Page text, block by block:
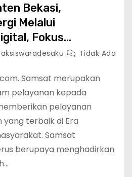
Bekasi,
Melalui
Fokus
Publik Tidak Ada
Samsat merupakan
pelayanan kepada
pelayanan
yang terbaik di Era
Samsat
berupaya menghadirkan